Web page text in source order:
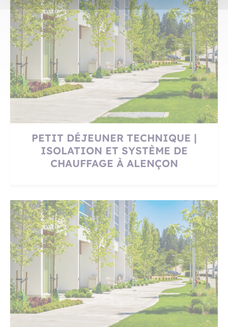
PETIT DÉJEUNER TECHNIQUE |
ISOLATION ET SYSTÈME DE
CHAUFFAGE À ALENÇON